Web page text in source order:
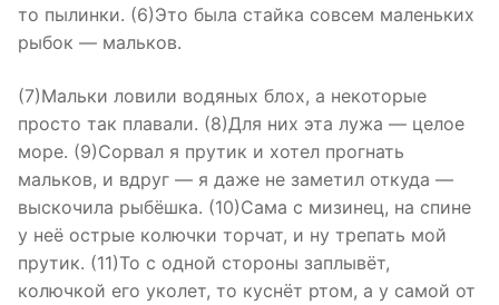
то пылинки. (6)Это была стайка совсем маленьких
рыбок — мальков.
(7)Мальки ловили водяных блох, а некоторые
просто так плавали. (8)Для них эта лужа — целое
море. (9)Сорвал я прутик и хотел прогнать
мальков, и вдруг — я даже не заметил откуда —
выскочила рыбёшка. (10)Сама с мизинец, на спине
у неё острые колючки торчат, и ну трепать мой
прутик. (11)То с одной стороны заплывёт,
колючкой его уколет, то куснёт ртом, а у самой от